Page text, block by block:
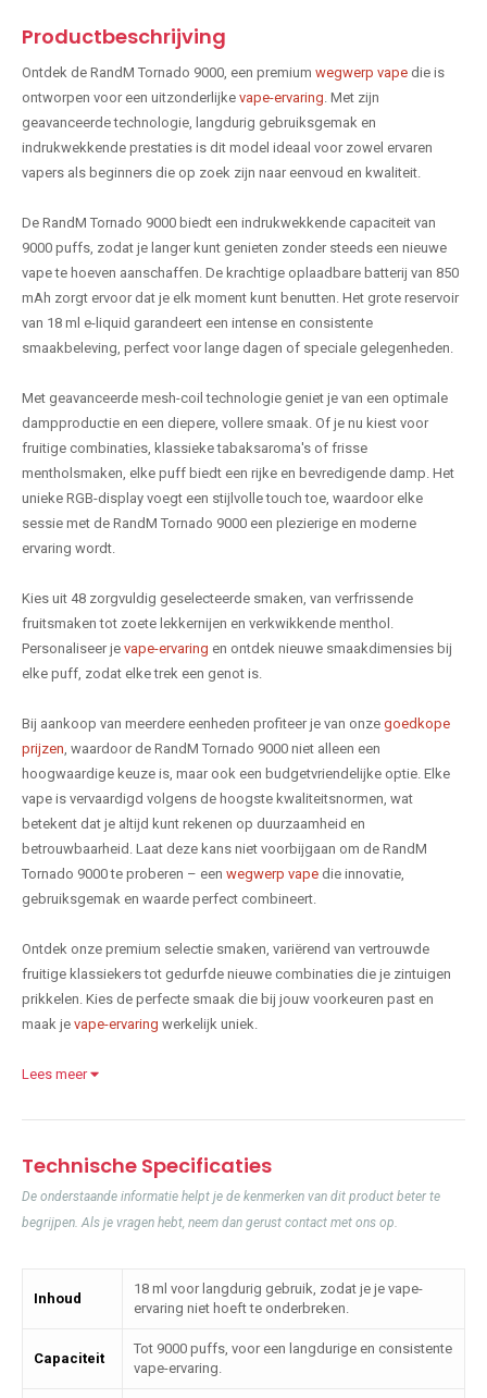
Productbeschrijving
Ontdek de RandM Tornado 9000, een premium wegwerp vape die is
ontworpen voor een uitzonderlijke vape-ervaring . Met zijn
geavanceerde technologie, langdurig gebruiksgemak en
indrukwekkende prestaties is dit model ideaal voor zowel ervaren
vapers als beginners die op zoek zijn naar eenvoud en kwaliteit.
De RandM Tornado 9000 biedt een indrukwekkende capaciteit van
9000 puffs, zodat je langer kunt genieten zonder steeds een nieuwe
vape te hoeven aanschaffen. De krachtige oplaadbare batterij van 850
mAh zorgt ervoor dat je elk moment kunt benutten. Het grote reservoir
van 18 ml e-liquid garandeert een intense en consistente
smaakbeleving, perfect voor lange dagen of speciale gelegenheden.
Met geavanceerde mesh-coil technologie geniet je van een optimale
dampproductie en een diepere, vollere smaak. Of je nu kiest voor
fruitige combinaties, klassieke tabaksaroma's of frisse
mentholsmaken, elke puff biedt een rijke en bevredigende damp. Het
unieke RGB-display voegt een stijlvolle touch toe, waardoor elke
sessie met de RandM Tornado 9000 een plezierige en moderne
ervaring wordt.
Kies uit 48 zorgvuldig geselecteerde smaken, van verfrissende
fruitsmaken tot zoete lekkernijen en verkwikkende menthol.
Personaliseer je vape-ervaring en ontdek nieuwe smaakdimensies bij
elke puff, zodat elke trek een genot is.
Bij aankoop van meerdere eenheden profiteer je van onze goedkope
prijzen , waardoor de RandM Tornado 9000 niet alleen een
hoogwaardige keuze is, maar ook een budgetvriendelijke optie. Elke
vape is vervaardigd volgens de hoogste kwaliteitsnormen, wat
betekent dat je altijd kunt rekenen op duurzaamheid en
betrouwbaarheid. Laat deze kans niet voorbijgaan om de RandM
Tornado 9000 te proberen – een wegwerp vape die innovatie,
gebruiksgemak en waarde perfect combineert.
Ontdek onze premium selectie smaken, variërend van vertrouwde
fruitige klassiekers tot gedurfde nieuwe combinaties die je zintuigen
prikkelen. Kies de perfecte smaak die bij jouw voorkeuren past en
maak je vape-ervaring werkelijk uniek.
Lees meer
Technische Specificaties
De onderstaande informatie helpt je de kenmerken van dit product beter te
begrijpen. Als je vragen hebt, neem dan gerust contact met ons op.
Inhoud
18 ml voor langdurig gebruik, zodat je je vape-
ervaring niet hoeft te onderbreken.
Capaciteit
Tot 9000 puffs, voor een langdurige en consistente
vape-ervaring.